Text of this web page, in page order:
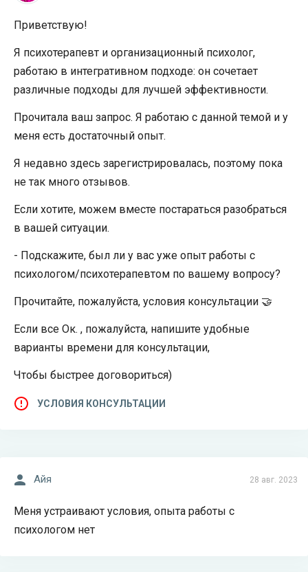
Приветствую!
Я психотерапевт и организационный психолог,
работаю в интегративном подходе: он сочетает
различные подходы для лучшей эффективности.
Прочитала ваш запрос. Я работаю с данной темой и у
меня есть достаточный опыт.
Я недавно здесь зарегистрировалась, поэтому пока
не так много отзывов.
Если хотите, можем вместе постараться разобраться
в вашей ситуации.
- Подскажите, был ли у вас уже опыт работы с
психологом/психотерапевтом по вашему вопросу?
Прочитайте, пожалуйста, условия консультации 🤝
Если все Ок. , пожалуйста, напишите удобные
варианты времени для консультации,
Чтобы быстрее договориться)
УСЛОВИЯ КОНСУЛЬТАЦИИ
28 авг. 2023
Айя
Меня устраивают условия, опыта работы с
психологом нет